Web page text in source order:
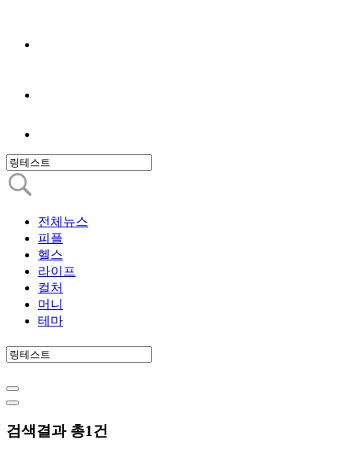
전체뉴스
피플
헬스
라이프
컬처
머니
테마
검색결과 총1건